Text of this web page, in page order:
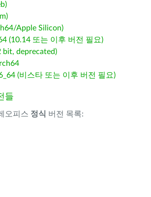
Apple Silicon)
(10.14 또는 이후 버전 필요)
bit, deprecated)
(비스타 또는 이후 버전 필요)
들
오피스 정식 버전 목록: